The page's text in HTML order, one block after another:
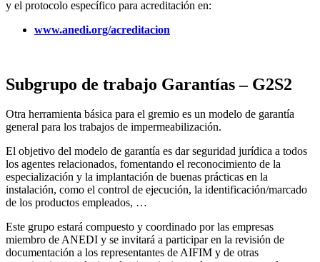
y el protocolo específico para acreditación en:
www.anedi.org/acreditacion
Subgrupo de trabajo Garantías – G2S2
Otra herramienta básica para el gremio es un modelo de garantía
general para los trabajos de impermeabilización.
El objetivo del modelo de garantía es dar seguridad jurídica a todos
los agentes relacionados, fomentando el reconocimiento de la
especialización y la implantación de buenas prácticas en la
instalación, como el control de ejecución, la identificación/marcado
de los productos empleados, …
Este grupo estará compuesto y coordinado por las empresas
miembro de ANEDI y se invitará a participar en la revisión de
documentación a los representantes de AIFIM y de otras